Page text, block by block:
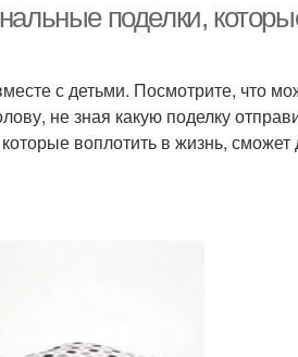
поделки,
с детьми. Посмотрите, что
не зная какую поделку
воплотить в жизнь,